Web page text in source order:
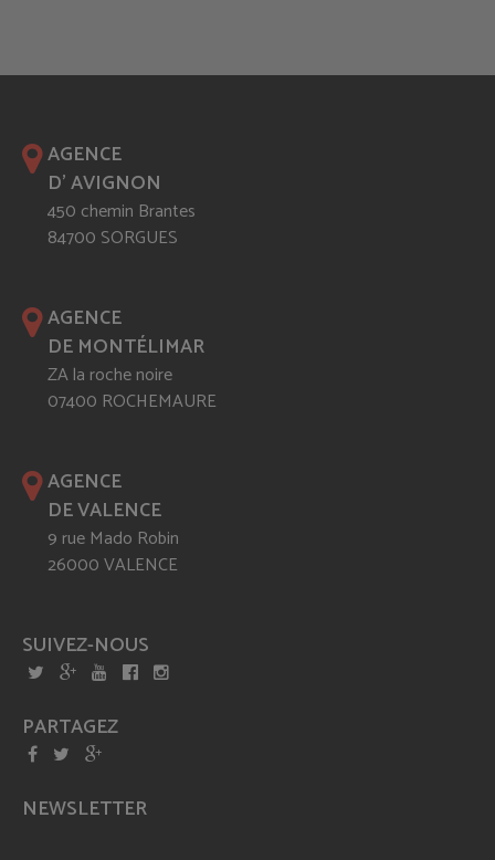
AGENCE
D' AVIGNON
450 chemin Brantes
84700 SORGUES
AGENCE
DE MONTÉLIMAR
ZA la roche noire
07400 ROCHEMAURE
AGENCE
DE VALENCE
9 rue Mado Robin
26000 VALENCE
SUIVEZ-NOUS
PARTAGEZ
NEWSLETTER